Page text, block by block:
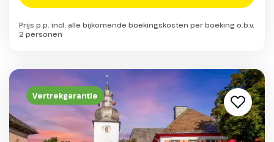
Prijs p.p. incl. alle bijkomende boekingskosten per boeking o.b.v.
2 personen
Vertrekgarantie